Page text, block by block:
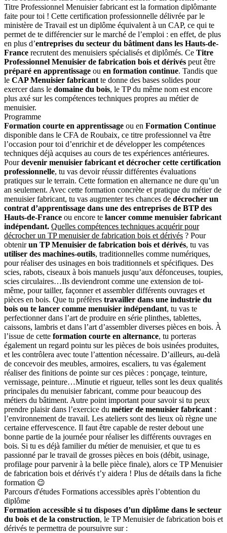
Titre Professionnel Menuisier fabricant est la formation diplômante
faite pour toi ! Cette certification professionnelle délivrée par le
ministère de Travail est un diplôme équivalent à un CAP, ce qui te
permet de te différencier sur le marché de l’emploi : en effet, de plus
en plus d’entreprises du secteur du bâtiment dans les Hauts-de-
France recrutent des menuisiers spécialisés et diplômés. Ce Titre
Professionnel Menuisier de fabrication bois et dérivés peut être
préparé en apprentissage ou en formation continue. Tandis que
le CAP Menuisier fabricant te donne des bases solides pour
exercer dans le domaine du bois, le TP du même nom est encore
plus axé sur les compétences techniques propres au métier de
menuisier.
Programme
Formation courte en apprentissage ou en Formation Continue
disponible dans le CFA de Roubaix, ce titre professionnel va être
l’occasion pour toi d’enrichir et de développer les compétences
techniques déjà acquises au cours de tes expériences antérieures.
Pourdevenir menuisier fabricant et décrocher cette certification
professionnelle, tu vas devoir réussir différentes évaluations
pratiques sur le terrain. Cette formation en alternance ne dure qu’un
an seulement. Avec cette formation concrète et pratique du métier de
menuisier fabricant, tu vas augmenter tes chances de décrocher un
contrat d’apprentissage dans une des entreprises de BTP des
Hauts-de-France ou encore te lancer comme menuisier fabricant
indépendant. Quelles compétences techniques acquérir pour
décrocher un TP menuisier de fabrication bois et dérivés ? Pour
obtenirun TP Menuisier de fabrication bois et dérivés, tu vas
utiliser des machines-outils, traditionnelles comme numériques,
pour réaliser des usinages en bois traditionnels et spécifiques. Des
scies, rabots, ciseaux à bois manuels jusqu’aux défonceuses, toupies,
scies circulaires…Ils deviendront comme une extension de toi-
même, pour tailler, façonner et assembler différents ouvrages et
pièces en bois. Que tu préfères travailler dans une industrie du
bois ou te lancer comme menuisier indépendant, tu vas te
perfectionner dans l’art de produire en série plinthes, tablettes,
caissons, lambris et dans l’art d’assembler diverses pièces en bois. À
l’issue de cette formation courte en alternance, tu porteras
également un regard pointu sur les pièces de bois usinées produites,
et les contrôlera avec toute l’attention nécessaire. D’ailleurs, au-delà
de concevoir des meubles, armoires, escaliers, tu vas également
réaliser des finitions de pointe sur ces pièces : ponçage, teinture,
vernissage, peinture…Minutie et rigueur, telles sont les deux qualités
principales du menuisier fabricant, comme pour beaucoup des
métiers du bâtiment. Autre point important pour savoir si tu peux
prendre plaisir dans l’exercice du métier de menuisier fabricant :
l’environnement de travail. Les ateliers sont des lieux où règne une
certaine effervescence. Il faut être capable de rester debout une
bonne partie de la journée pour réaliser les différents ouvrages en
bois. Si tu es déjà familier du métier de menuisier, et que tu es
passionné par le travail de grosses pièces en bois (débit, usinage,
profilage pour parvenir à la belle pièce finale), alors ce TP Menuisier
de fabrication bois et dérivés t’y aidera ! Plus de détails dans la fiche
formation 😉
Parcours d'études Formations accessibles après l’obtention du
diplôme
Formation accessible si tu disposes d’un diplôme dans le secteur
du bois et de la construction, le TP Menuisier de fabrication bois et
dérivés te permettra de poursuivre sur :